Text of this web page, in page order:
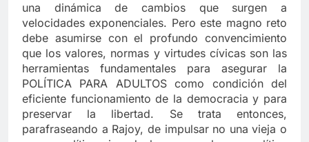
una dinámica de cambios que surgen a
velocidades exponenciales. Pero este magno reto
debe asumirse con el profundo convencimiento
que los valores, normas y virtudes cívicas son las
herramientas fundamentales para asegurar la
POLÍTICA PARA ADULTOS como condición del
eficiente funcionamiento de la democracia y para
preservar la libertad. Se trata entonces,
parafraseando a Rajoy, de impulsar no una vieja o